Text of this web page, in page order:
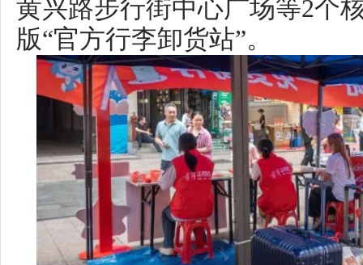
20:00，比去年国庆期间延长3小
规范。志愿者采用“编号手环+行
方式，行李凭证一对一交接。